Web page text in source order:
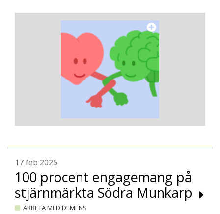
17 feb 2025
100 procent engagemang på
stjärnmärkta Södra Munkarp
ARBETA MED DEMENS